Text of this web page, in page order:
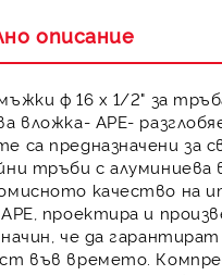
описание
ф 16 х 1/2" за
вложка- APE-
са предназначени за
тръби с алуминиева
качество на
проектира и
че да гарантират
във времето.